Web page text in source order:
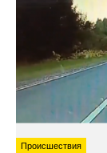
Происшествия